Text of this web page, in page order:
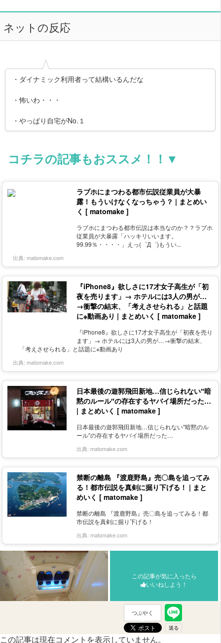
ネットの反応
・ダイナミック利用者って結構いるんだな
・怖いわ・・・
・やっぱり自宅がNo.１
コチラの記事もおススメ！！▼
ラブホにまつわる都市伝説従業員が大暴
露！もういけなくなっちゃう？ | まとめい
く [ matomake ]
ラブホにまつわる都市伝説は本当なのか？？ラブホ
従業員が大暴露「ハッキリいいます。
99.99％・・・・」えっ(゜Д゜)もうい...
出典: matomake.com
『iPhone8』欲しさに17才女子高生が「初
夜を売ります」→ ホテルには3人の男が…
→衝撃の結末、「考えさせられる」と話題
に※動画あり | まとめいく [ matomake ]
『iPhone8』欲しさに17才女子高生が「初夜を売り
ます」→ ホテルには3人の男が…→衝撃の結末、
「考えさせられる」と話題に※動画あり
出典: matomake.com
日本最後の遊郭飛田新地…信じられない″暗
黙のルール″の存在するヤバイ場所だった…
| まとめいく [ matomake ]
日本最後の遊郭飛田新地…信じられない″暗黙のル
ール″の存在するヤバイ場所だった…
出典: matomake.com
禁断の離島 『渡鹿野島』売〇島を追ってみ
る！都市伝説を真剣に掘り下げる！ | まと
めいく [ matomake ]
禁断の離島 『渡鹿野島』売〇島を追ってみる！都
市伝説を真剣に掘り下げる！
出典: matomake.com
この記事が気に入ったら
いいねしよう！
つぶやく
この記事は現在コメントを表示していません。